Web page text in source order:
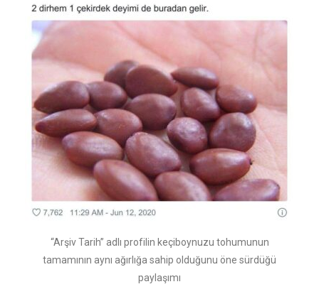
“Arşiv Tarih” adlı profilin keçiboynuzu tohumunun
tamamının aynı ağırlığa sahip olduğunu öne sürdüğü
paylaşımı